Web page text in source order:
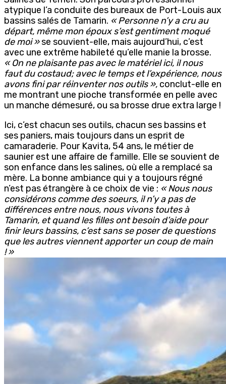
atypique l’a conduite des bureaux de Port-Louis aux
bassins salés de Tamarin. « Personne n’y a cru au
départ, même mon époux s’est gentiment moqué
de moi »se souvient-elle, mais aujourd’hui, c’est
avec une extrême habileté qu’elle manie la brosse.
« On ne plaisante pas avec le matériel ici, il nous
faut du costaud; avec le temps et l’expérience, nous
avons fini par réinventer nos outils », conclut-elle en
me montrant une pioche transformée en pelle avec
un manche démesuré, ou sa brosse drue extra large !
Ici, c’est chacun ses outils, chacun ses bassins et
ses paniers, mais toujours dans un esprit de
camaraderie. Pour Kavita, 54 ans, le métier de
saunier est une affaire de famille. Elle se souvient de
son enfance dans les salines, où elle a remplacé sa
mère. La bonne ambiance qui y a toujours régné
n’est pas étrangère à ce choix de vie : « Nous nous
considérons comme des soeurs, il n’y a pas de
différences entre nous, nous vivons toutes à
Tamarin, et quand les filles ont besoin d’aide pour
finir leurs bassins, c’est sans se poser de questions
que les autres viennent apporter un coup de main
! »